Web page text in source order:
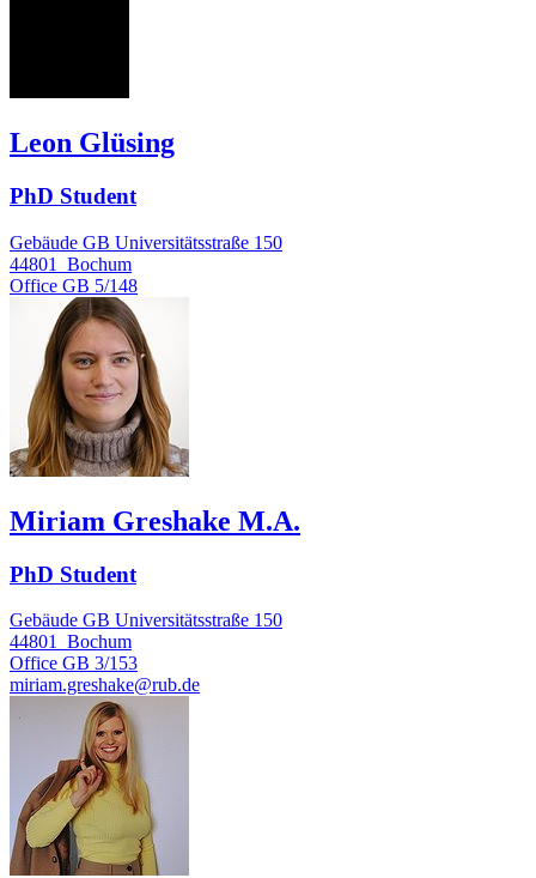
Leon Glüsing
PhD Student
Gebäude GB Universitätsstraße 150
44801
Bochum
Office GB 5/148
Miriam Greshake M.A.
PhD Student
Gebäude GB Universitätsstraße 150
44801 Bochum
Office GB 3/153
miriam.greshake@rub.de